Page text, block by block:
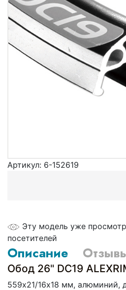
Артикул: 6-152619
Эту модель уже
посетителей
Описание
Обод 26" DC19
559х21/16х18 мм, алюминий,